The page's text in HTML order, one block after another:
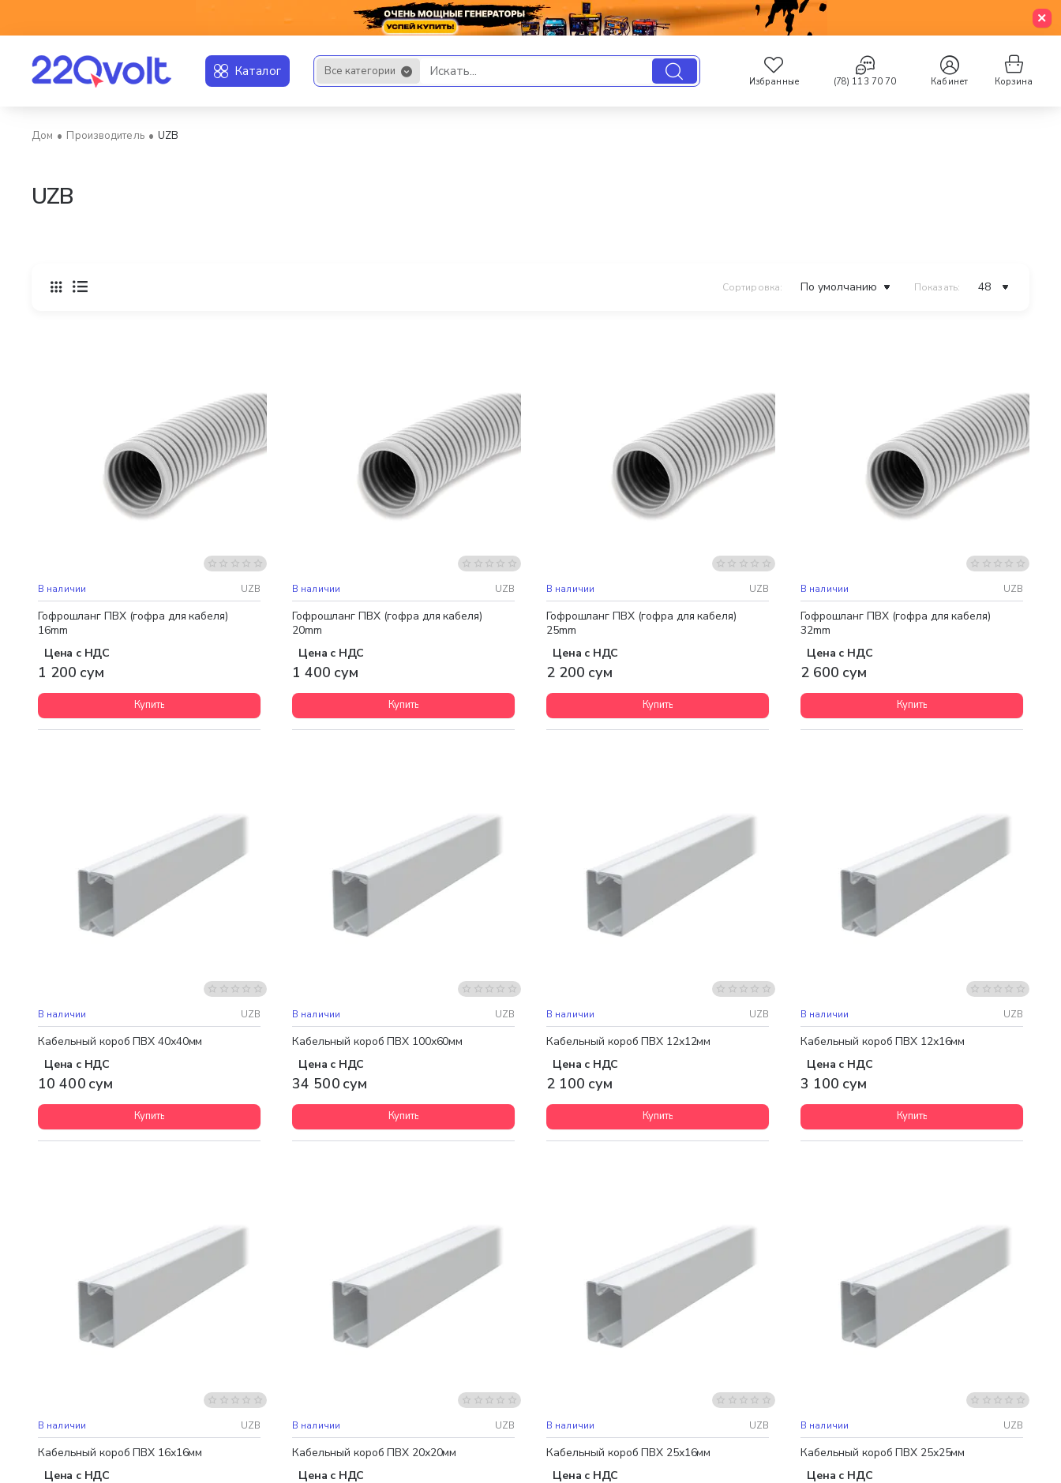
Каталог Все категории
Искать... Избранные (78) 113 70 70 Кабинет Корзина
UZB
Производитель UZB
Сортировка: Показать:
Бестселлер
В наличии UZB
Гофрошланг ПВХ (гофра для кабеля)
16mm
Цена с НДС
1 200 сум
Купить
В наличии UZB
Гофрошланг ПВХ (гофра для кабеля)
20mm
Цена с НДС
1 400 сум
Купить
В наличии UZB
Гофрошланг ПВХ (гофра для кабеля)
25mm
Цена с НДС
2 200 сум
Купить
В наличии UZB
Гофрошланг ПВХ (гофра для кабеля)
32mm
Цена с НДС
2 600 сум
Купить
В наличии UZB
Кабельный короб ПВХ 40х40мм
Цена с НДС
10 400 сум
Купить
В наличии UZB
Кабельный короб ПВХ 100х60мм
Цена с НДС
34 500 сум
Купить
В наличии UZB
Кабельный короб ПВХ 12х12мм
Цена с НДС
2 100 сум
Купить
В наличии UZB
Кабельный короб ПВХ 12х16мм
Цена с НДС
3 100 сум
Купить
В наличии UZB
Кабельный короб ПВХ 16х16мм
Цена с НДС
В наличии UZB
Кабельный короб ПВХ 20х20мм
Цена с НДС
В наличии UZB
Кабельный короб ПВХ 25х16мм
Цена с НДС
В наличии UZB
Кабельный короб ПВХ 25х25мм
Цена с НДС